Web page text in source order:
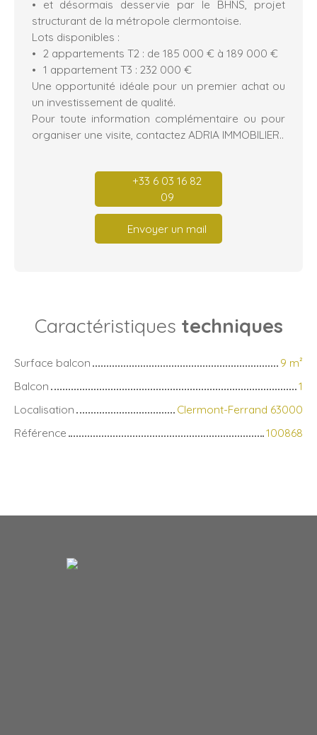
et désormais desservie par le BHNS, projet
structurant de la métropole clermontoise.
Lots disponibles :
2 appartements T2 : de 185 000 € à 189 000 €
1 appartement T3 : 232 000 €
Une opportunité idéale pour un premier achat ou
un investissement de qualité.
Pour toute information complémentaire ou pour
organiser une visite, contactez ADRIA IMMOBILIER..
+33 6 03 16 82
09
Envoyer un mail
Caractéristiques techniques
Surface balcon 9 m²
Balcon
1
Localisation
Clermont-Ferrand 63000
Référence
100868